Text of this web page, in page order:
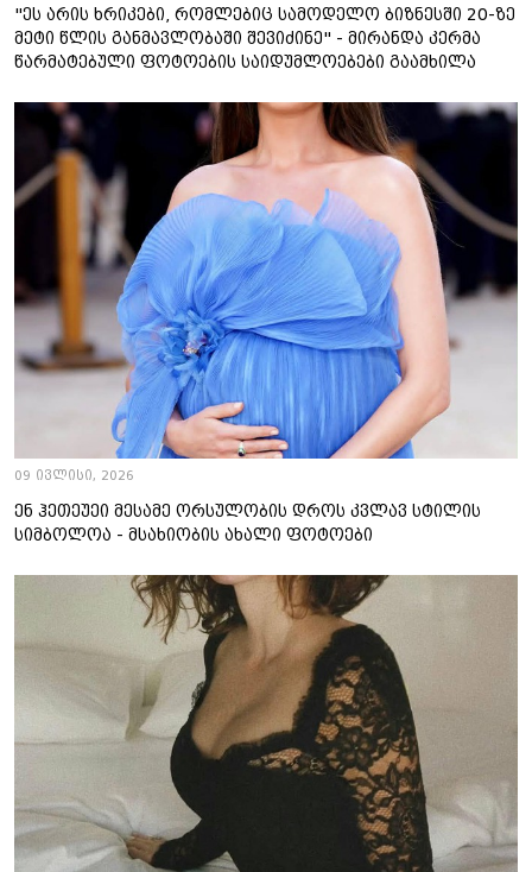
"ეს არის ხრიკები, რომლებიც სამოდელო ბიზნესში 20-ზე
მეტი წლის განმავლობაში შევიძინე" - მირანდა კერმა
წარმატებული ფოტოების საიდუმლოებები გაამხილა
09 ივლისი, 2026
ენ ჰეთეუეი მესამე ორსულობის დროს კვლავ სტილის
სიმბოლოა - მსახიობის ახალი ფოტოები